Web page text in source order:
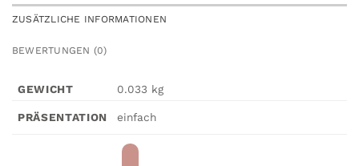
ZUSÄTZLICHE INFORMATIONEN
BEWERTUNGEN (0)
GEWICHT 0.033 kg
PRÄSENTATION einfach